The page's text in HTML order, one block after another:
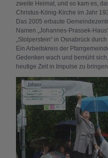
zweite Heimat, und so kam es,
Christus-König-Kirche im Jahr
Das 2005 erbaute
Namen „Johannes-Prassek-
„Stolperstein“ in Osnabrück
Ein Arbeitskreis der
Gedenken wach und bemüht
heutige Zeit in Impulse zu bringen.